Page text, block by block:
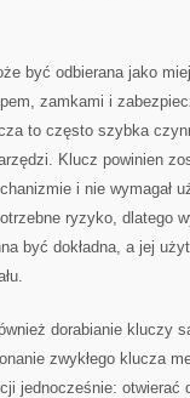
być odbierana jako
zamkami i
to często szybka
Klucz powinien
i nie wymagał
ryzyko, dlatego
być dokładna, a jej
dorabianie kluczy
zwykłego klucza
jednocześnie: otwierać